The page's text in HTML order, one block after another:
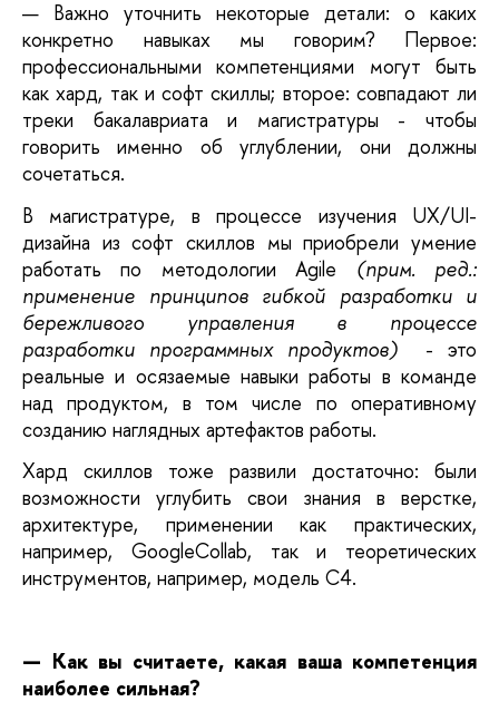
— Важно уточнить некоторые детали: о каких
конкретно навыках мы говорим? Первое:
профессиональными компетенциями могут быть
как хард, так и софт скиллы; второе: совпадают ли
треки бакалавриата и магистратуры - чтобы
говорить именно об углублении, они должны
сочетаться.
В магистратуре, в процессе изучения UX/UI-
дизайна из софт скиллов мы приобрели умение
работать по методологии Agile
(прим. ред.:
применение принципов гибкой разработки и
бережливого управления в процессе
разработки программных продуктов)
- это
реальные и осязаемые навыки работы в команде
над продуктом, в том числе по оперативному
созданию наглядных артефактов работы.
Хард скиллов тоже развили достаточно: были
возможности углубить свои знания в верстке,
архитектуре, применении как практических,
например, GoogleCollab, так и теоретических
инструментов, например, модель C4.
— Как вы считаете, какая ваша компетенция
наиболее сильная?